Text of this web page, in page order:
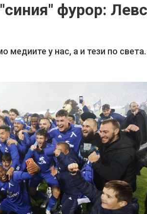
фурор:
медиите у нас, а и тези по света.